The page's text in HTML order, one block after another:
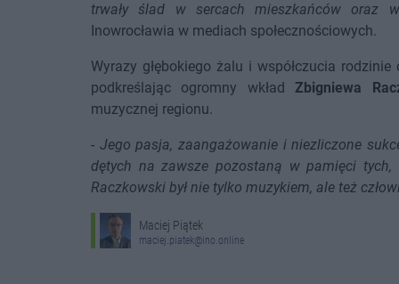
trwały ślad w sercach mieszkańców oraz
Inowrocławia w mediach społecznościowych.
Wyrazy głębokiego żalu i współczucia
podkreślając ogromny wkładZbigniewa
muzycznej regionu.
- Jego pasja, zaangażowanie i niezliczone
dętych na zawsze pozostaną w pamięci
Raczkowski był nie tylko muzykiem, ale też
Maciej Piątek
maciej.piatek@ino.online